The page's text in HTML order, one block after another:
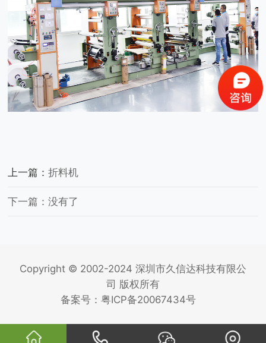
上一篇：折料机
下一篇：没有了
Copyright © 2002-2024 深圳市久信达科技有限公
司 版权所有
备案号： 粤ICP备20067434号